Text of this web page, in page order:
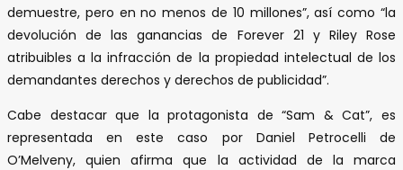
demuestre, pero en no menos de 10 millones”, así como “la
devolución de las ganancias de Forever 21 y Riley Rose
atribuibles a la infracción de la propiedad intelectual de los
demandantes derechos y derechos de publicidad”.
Cabe destacar que la protagonista de “Sam & Cat”, es
representada en este caso por Daniel Petrocelli de
O’Melveny, quien afirma que la actividad de la marca